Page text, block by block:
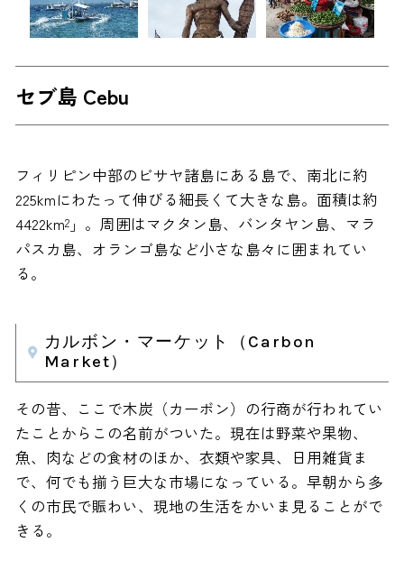
セブ島 Cebu
フィリピン中部のビサヤ諸島にある島で、南北に約
225kmにわたって伸びる細長くて大きな島。面積は約
4422km2」。周囲はマクタン島、バンタヤン島、マラ
パスカ島、オランゴ島など小さな島々に囲まれてい
る。
カルボン・マーケット（Carbon
Market）
その昔、ここで木炭（カーボン）の行商が行われてい
たことからこの名前がついた。現在は野菜や果物、
魚、肉などの食材のほか、衣類や家具、日用雑貨ま
で、何でも揃う巨大な市場になっている。早朝から多
くの市民で賑わい、現地の生活をかいま見ることがで
きる。